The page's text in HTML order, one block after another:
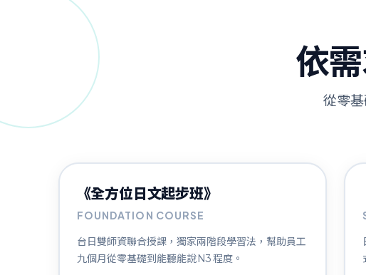
依
從零
《全方位日文起步班》
FOUNDATION COURSE
台日雙師資聯合授課，獨家兩階段學習法，幫助員工
九個月從零基礎到能聽能說 N3 程度。